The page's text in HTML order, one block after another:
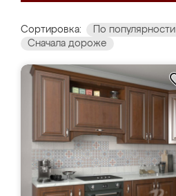
Сортировка: По популярности
Сначала дороже